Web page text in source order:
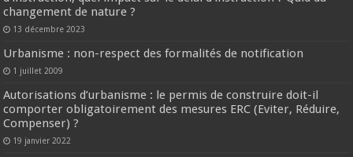
changement de nature ?
13 décembre 2023
Urbanisme : non-respect des formalités de notification
1 juillet 2009
Autorisations d’urbanisme : le permis de construire doit-il
comporter obligatoirement des mesures ERC (Eviter, Réduire,
Compenser) ?
19 janvier 2022